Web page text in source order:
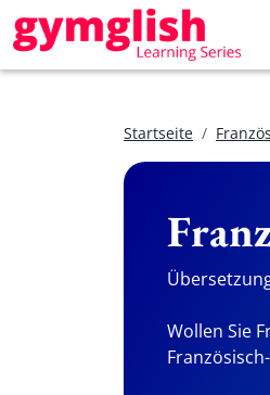
Startseite
Wollen Sie